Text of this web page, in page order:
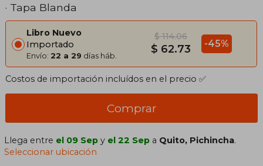
· Tapa Blanda
Libro Nuevo
Importado
Envío: 22 a 29 días háb.
$ 114.06
$ 62.73 -45%
Costos de importación incluídos en el precio ✅
Comprar
Llega entre el 09 Sep y el 22 Sep a Quito, Pichincha.
Seleccionar ubicación